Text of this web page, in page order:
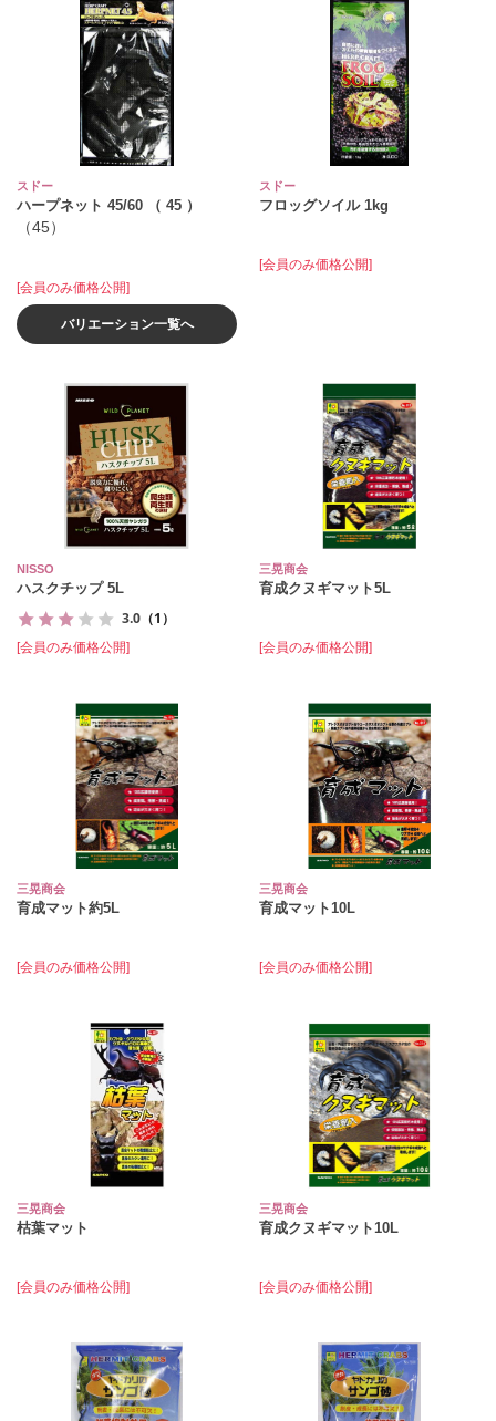
スドー
ハープネット 45/60 （ 45 ）
（45）
[会員のみ価格公開]
バリエーション一覧へ
スドー
フロッグソイル 1kg
[会員のみ価格公開]
NISSO
ハスクチップ 5L
3.0 （1）
[会員のみ価格公開]
三晃商会
育成クヌギマット5L
[会員のみ価格公開]
三晃商会
育成マット約5L
[会員のみ価格公開]
三晃商会
育成マット10L
[会員のみ価格公開]
三晃商会
枯葉マット
[会員のみ価格公開]
三晃商会
育成クヌギマット10L
[会員のみ価格公開]